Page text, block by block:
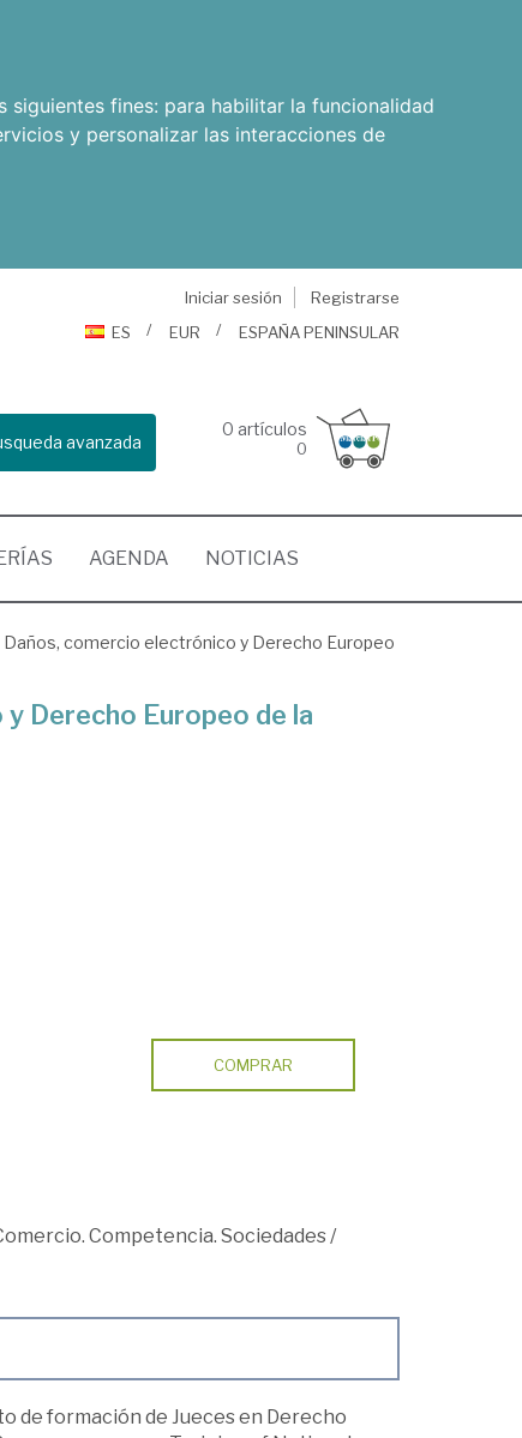
siguientes fines: para habilitar la funcionalidad
y personalizar las interacciones de
Iniciar sesión
Registrarse
ES
EUR ESPAÑA PENINSULAR
avanzada
0 artículos
0
AGENDA NOTICIAS
Daños, comercio electrónico y Derecho Europeo
Derecho Europeo de la
COMPRAR
Competencia. Sociedades/
de formación de Jueces en Derecho